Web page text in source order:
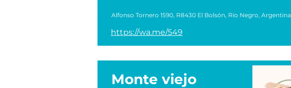
Alfonso Tornero 1590, R8430 El Bolsón, Río Negro, Argentina
https://wa.me/549
Monte viejo